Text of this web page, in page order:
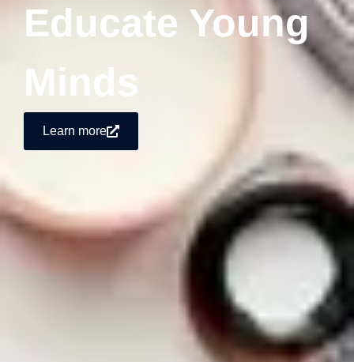
Educate Young
Minds
Learn more